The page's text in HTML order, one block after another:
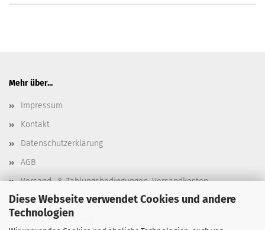
Diese Webseite verwendet Cookies und andere
Technologien
Mehr über...
Impressum
Kontakt
Datenschutzerklärung
AGB
Versand- & Zahlungsbedingungen, Versandkosten
Widerrufsbelehrung & Widerrufsformular
Batterieentsorgung